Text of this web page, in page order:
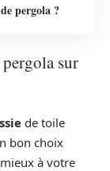
pergola ?
sur
de toile
bon choix
à votre